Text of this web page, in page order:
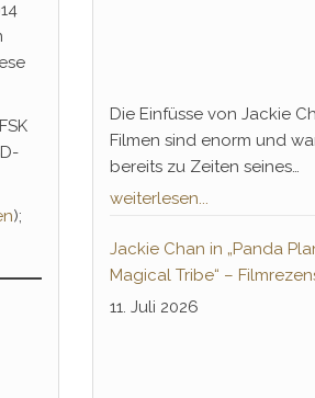
);
Die Einfüsse von Jackie
Filmen sind enorm und
bereits zu Zeiten seines
Durchbruchs 1978. „Die
Adlers“ und „Sie nannten
Knochenbrecher“ ebneten
nur die Jahrzehnte
weiterlesen...
Jackie Chan in „Panda
Magical Tribe“ –
zur deutschsprachigen
11. Juli 2026